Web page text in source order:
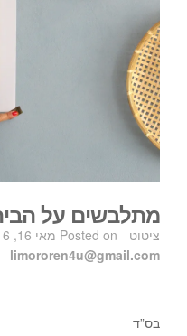
מתלבשים על
ציטוט Post
Posted on מאי 16, 2016
limororen4u@gmail.com
בס”ד